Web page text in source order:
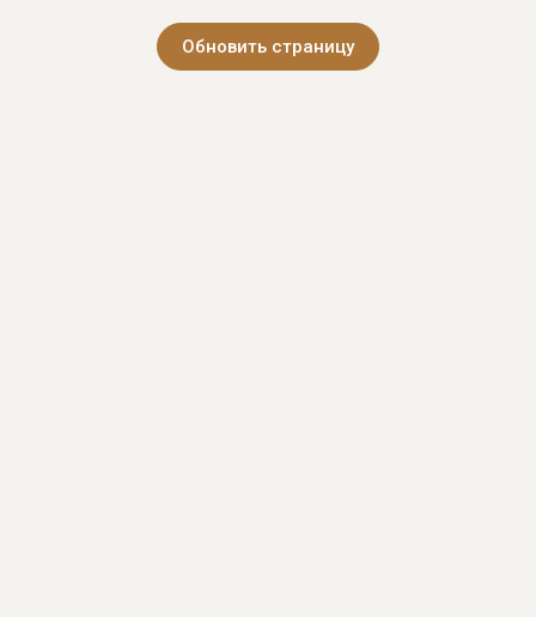
Обновить страницу